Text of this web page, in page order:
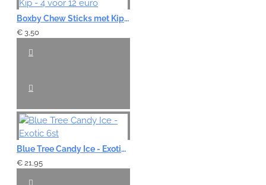
Boxby Chew Sticks met Kip - 4 voor 12 euro
€ 3,50
Blue Tree Candy Ice - Exotic 6st
€ 21,95